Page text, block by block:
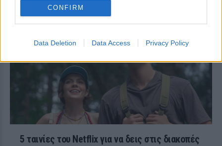
CONFIRM
Data Deletion Data Access Privacy Policy
Ρώμα που αξίζει να δούμε ξανά στις
επαναλήψεις
5 ταινίες του Netflix για να δεις στις διακοπές